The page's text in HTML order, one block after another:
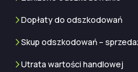
Dopłaty do odszkodowań
Skup odszkodowań –
Utrata wartości handlowej